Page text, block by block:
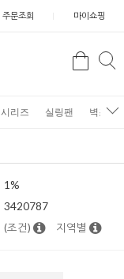
주문조회 마이쇼핑
검
시리즈 실링팬 벽조명
1%
3420787
(조건) 지역별